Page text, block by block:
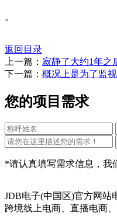
。
返回目录
上一篇： 寂静了大约1年之
下一篇： 概况上是为了监
您的项目需求
*请认真填写需求信息，我
JDB电子(中国区)官方网站
跨境线上电商、直播电商